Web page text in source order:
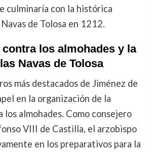
culminaría con la histórica
de Tolosa en 1212.
contra los almohades y la
Navas de Tolosa
más destacados de Jiménez de
en la organización de la
los almohades. Como consejero
VIII de Castilla, el arzobispo
en los preparativos para la